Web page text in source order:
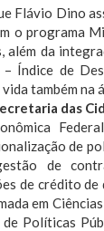
Flávio Dino
o programa
da
de
também na
das
de
de
de crédito
em
Políticas